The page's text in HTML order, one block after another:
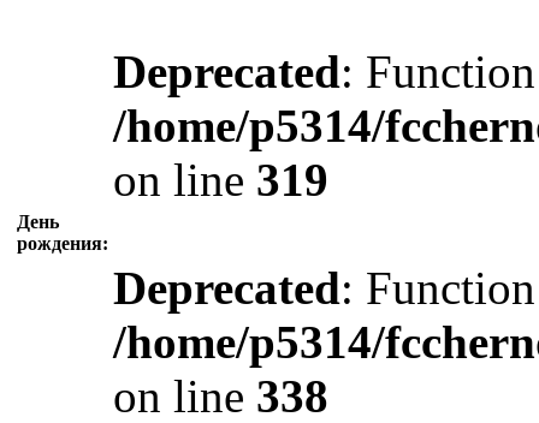
День
рождения:
Deprecated:
/home/p5314/
on line 319
Deprecated:
/home/p5314/
on line 338